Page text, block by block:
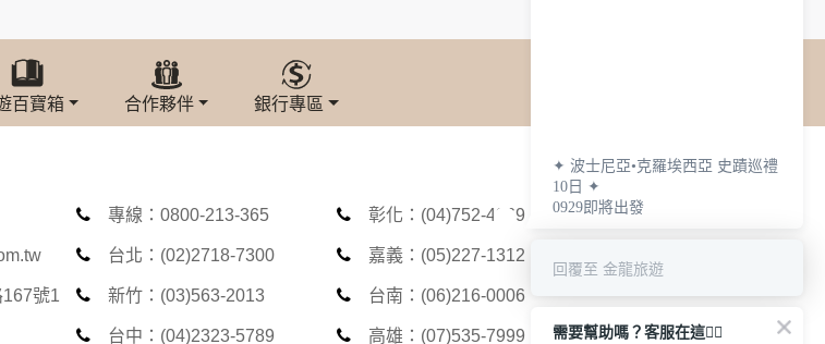
號、電子郵件、出生日期、性別、行業等相關資料，當您註冊成功，並登入使用我們的
住址、身份證字號、電子郵件、出生日期、性別、行業等相關資料，當您註冊成功，並
記錄，包括您使用連線設備的 IP 位址、使用時間、使用的瀏覽器、瀏覽及點選資料紀
本網站，也可能蒐集您個人的資料。對於您主動提供的個人資訊，這些廣告廠商、或連結
護政策，本公司不負任何連帶責任。
件給您。本公司除了在該資料或電子郵件上註明是由本公司發送，也會在該資料或電子
百寶箱 合作夥伴 銀行專區
號1
專線：0800-213-365
台北：(02)2718-7300
新竹：(03)563-2013
台中：(04)2323-5789
彰化：(04)752-4369
嘉義：(05)227-1312
台南：(06)216-0006
高雄：(07)535-7999
✦ 波士尼亞•克羅埃西亞 史蹟巡禮
10日 ✦
0929即將出發
回覆至 金龍旅遊
需要幫助嗎？客服在這🙋‍♀️